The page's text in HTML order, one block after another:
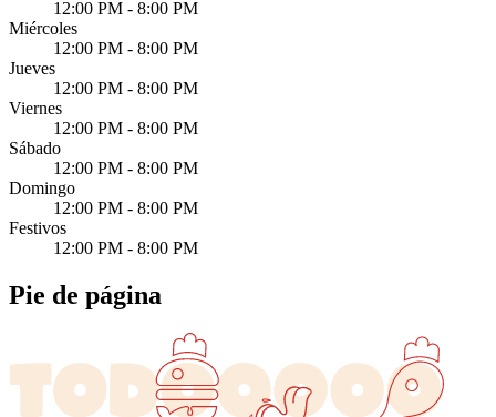
12:00 PM - 8:00 PM
Miércoles
12:00 PM - 8:00 PM
Jueves
12:00 PM - 8:00 PM
Viernes
12:00 PM - 8:00 PM
Sábado
12:00 PM - 8:00 PM
Domingo
12:00 PM - 8:00 PM
Festivos
12:00 PM - 8:00 PM
Pie de página